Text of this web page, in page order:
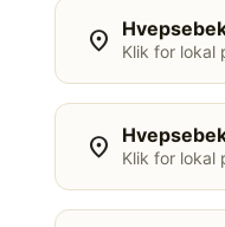
location_on Klik for lokal
location_on Klik for lokal